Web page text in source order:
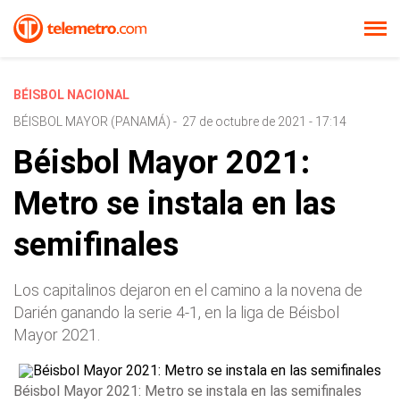
BÉISBOL NACIONAL
BÉISBOL MAYOR (PANAMÁ) - 27 de octubre de 2021 - 17:14
Béisbol Mayor 2021:
Metro se instala en las
semifinales
Los capitalinos dejaron en el camino a la novena de
Darién ganando la serie 4-1, en la liga de Béisbol
Mayor 2021.
Béisbol Mayor 2021: Metro se instala en las semifinales